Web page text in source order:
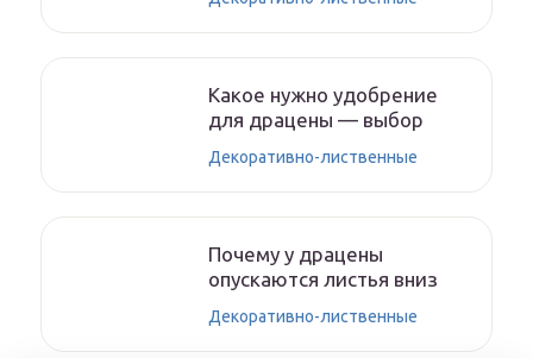
Какое нужно удобрение
для драцены — выбор
Декоративно-лиственные
Почему у драцены
опускаются листья вниз
Декоративно-лиственные